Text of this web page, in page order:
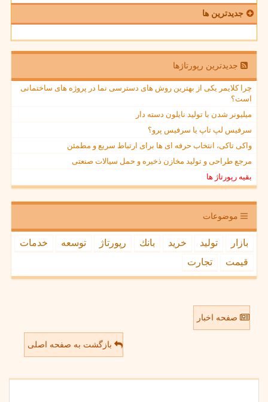
جدیدترین ها
جدیدترین رپورتاژها
چرا کلایمر یکی از بهترین روش های دسترسی نما در پروژه های ساختمانی
است؟
میلیونر شدن با تولید نایلون دسته دار
سرفیس لپ تاپ یا سرفیس پرو؟
واکی تاکی، انتخاب حرفه ای ها برای ارتباط سریع و مطمئن
مرجع طراحی و تولید مخازن ذخیره و حمل سیالات صنعتی
بقیه رپورتاژ ها
موضوعات
بازار تولید خرید بانك رپورتاژ توسعه
خدمات
قیمت
تجارت
صفحه اخبار
بازگشت به صفحه اصلی